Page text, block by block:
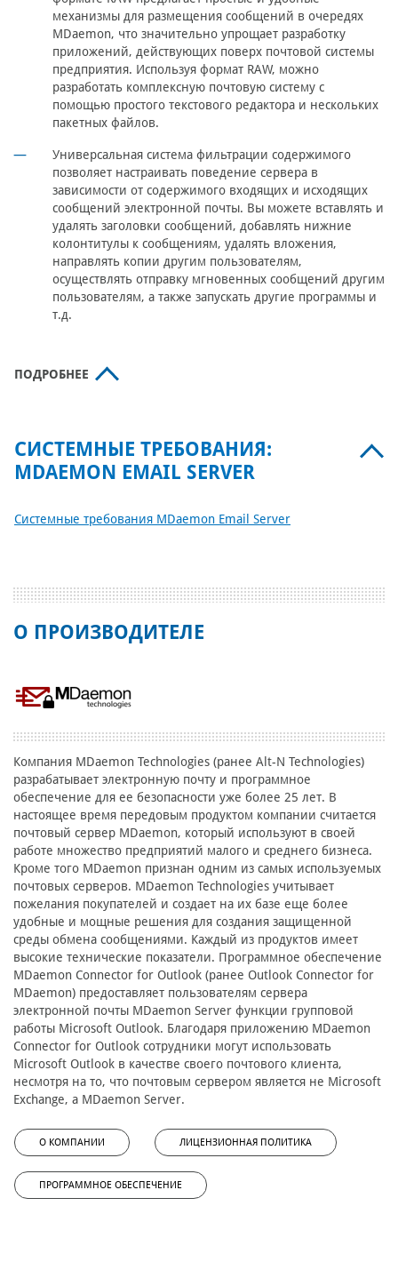
механизмы для размещения сообщений в очередях
MDaemon, что значительно упрощает разработку
приложений, действующих поверх почтовой системы
предприятия. Используя формат RAW, можно
разработать комплексную почтовую систему с
помощью простого текстового редактора и нескольких
пакетных файлов.
Универсальная система фильтрации содержимого
позволяет настраивать поведение сервера в
зависимости от содержимого входящих и исходящих
сообщений электронной почты. Вы можете вставлять и
удалять заголовки сообщений, добавлять нижние
колонтитулы к сообщениям, удалять вложения,
направлять копии другим пользователям,
осуществлять отправку мгновенных сообщений другим
пользователям, а также запускать другие программы и
т.д.
ПОДРОБНЕЕ
СИСТЕМНЫЕ ТРЕБОВАНИЯ:
MDAEMON EMAIL SERVER
Системные требования MDaemon Email Server
О ПРОИЗВОДИТЕЛЕ
Компания MDaemon Technologies (ранее Alt-N Technologies)
разрабатывает электронную почту и программное
обеспечение для ее безопасности уже более 25 лет. В
настоящее время передовым продуктом компании считается
почтовый сервер MDaemon, который используют в своей
работе множество предприятий малого и среднего бизнеса.
Кроме того MDaemon признан одним из самых используемых
почтовых серверов. MDaemon Technologies учитывает
пожелания покупателей и создает на их базе еще более
удобные и мощные решения для создания защищенной
среды обмена сообщениями. Каждый из продуктов имеет
высокие технические показатели. Программное обеспечение
MDaemon Connector for Outlook (ранее Outlook Connector for
MDaemon) предоставляет пользователям сервера
электронной почты MDaemon Server функции групповой
работы Microsoft Outlook. Благодаря приложению MDaemon
Connector for Outlook сотрудники могут использовать
Microsoft Outlook в качестве своего почтового клиента,
несмотря на то, что почтовым сервером является не Microsoft
Exchange, а MDaemon Server.
О КОМПАНИИ ЛИЦЕНЗИОННАЯ ПОЛИТИКА
ПРОГРАММНОЕ ОБЕСПЕЧЕНИЕ